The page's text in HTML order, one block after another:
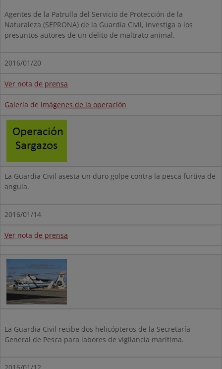
Agentes de la Patrulla del Servicio de Protección de la
Naturaleza (SEPRONA) de la Guardia Civil, investiga a los
presuntos autores de un delito de maltrato animal.
2016/01/20
Ver nota de prensa
Galería de imágenes de la operación
La Guardia Civil asesta un duro golpe contra la pesca furtiva de
angula.
2016/01/14
Ver nota de prensa
La Guardia Civil recibe dos helicópteros de la Secretaría
General de Pesca para labores de vigilancia marítima.